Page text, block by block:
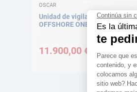
OSCAR
Unidad de vigilancia SEA.AI -
OFFSHORE ONE OSCAR
11.900,00 €